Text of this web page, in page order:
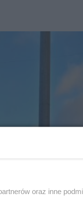
oraz inne